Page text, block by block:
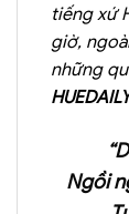
tiếng xứ
giờ,
những
Ngồi